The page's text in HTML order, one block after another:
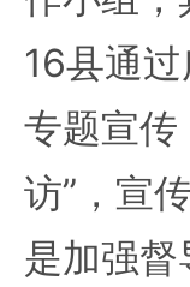
16县通
专题宣传
访”，宣
是加强